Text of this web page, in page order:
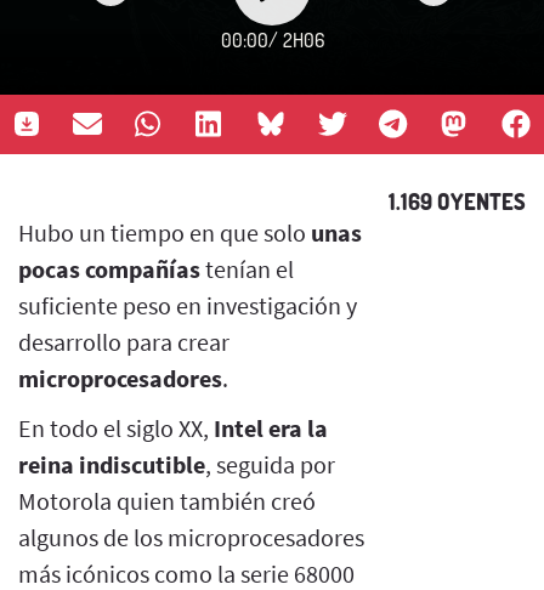
00:00/ 2H06
1.169 OYENTES
Hubo un tiempo en que solo unas
pocas compañíastenían el
suficiente peso en investigación y
desarrollo para crear
microprocesadores.
En todo el siglo XX, Intel era la
reina indiscutible, seguida por
Motorola quien también creó
algunos de los microprocesadores
más icónicos como la serie 68000